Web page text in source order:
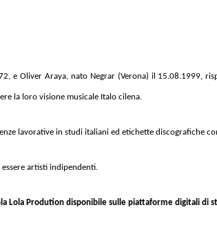
e Oliver Araya, nato Negrar (Verona) il 15.08.1999,
la loro visione musicale Italo cilena.
lavorative in studi italiani ed etichette discografiche
artisti indipendenti.
Lola Prodution disponibile sulle piattaforme digitali di